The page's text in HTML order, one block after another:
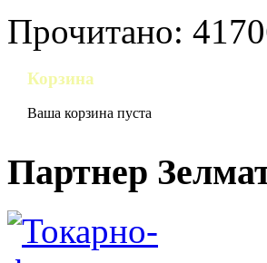
Прочитано:
Корзина
Ваша корзина пуста
Партнер